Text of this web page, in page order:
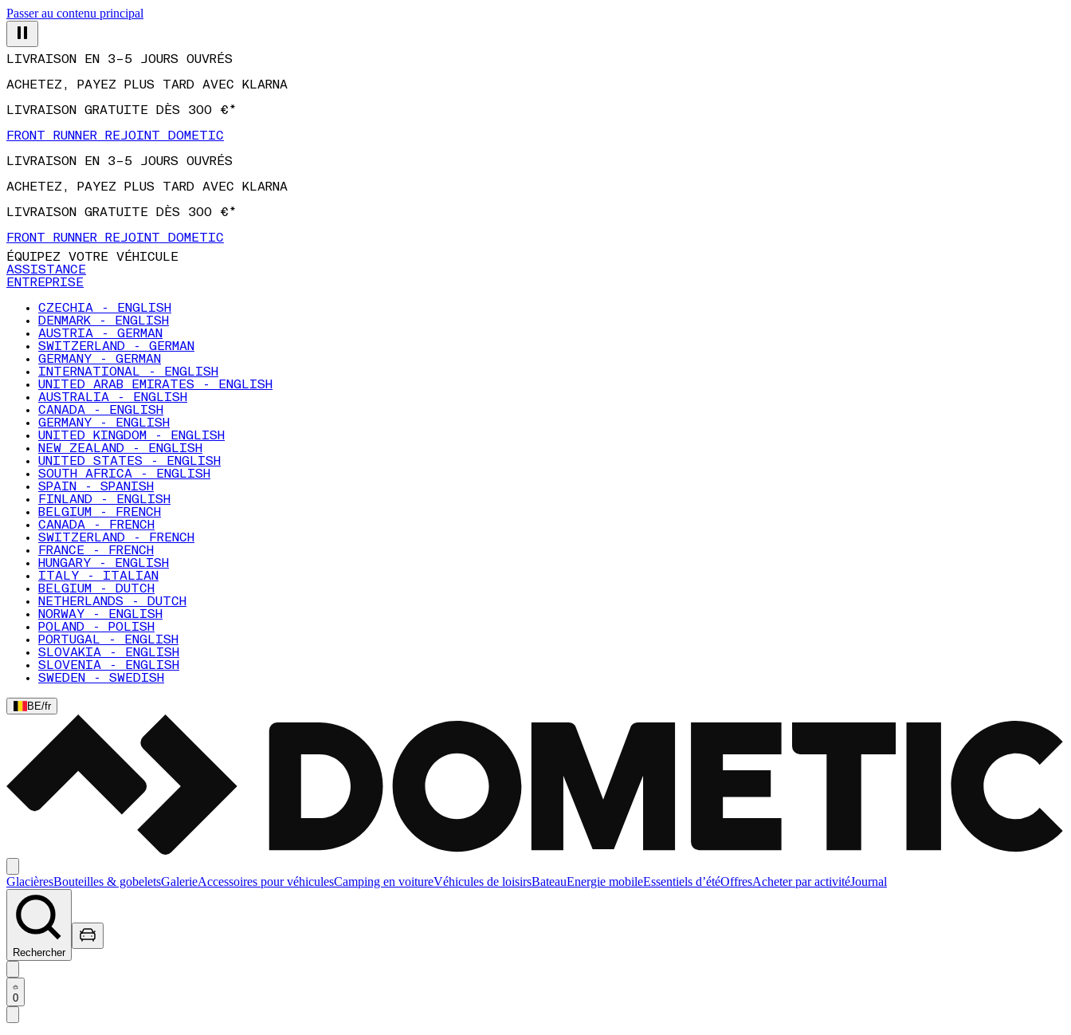
Passer au contenu principal
LIVRAISON EN 3–5 JOURS OUVRÉS
ACHETEZ, PAYEZ PLUS TARD AVEC KLARNA
LIVRAISON GRATUITE DÈS 300 €*
FRONT RUNNER REJOINT DOMETIC
LIVRAISON EN 3–5 JOURS OUVRÉS
ACHETEZ, PAYEZ PLUS TARD AVEC KLARNA
LIVRAISON GRATUITE DÈS 300 €*
FRONT RUNNER REJOINT DOMETIC
ÉQUIPEZ VOTRE VÉHICULE
ASSISTANCE
ENTREPRISE
CZECHIA - ENGLISH
DENMARK - ENGLISH
AUSTRIA - GERMAN
SWITZERLAND - GERMAN
GERMANY - GERMAN
INTERNATIONAL - ENGLISH
UNITED ARAB EMIRATES - ENGLISH
AUSTRALIA - ENGLISH
CANADA - ENGLISH
GERMANY - ENGLISH
UNITED KINGDOM - ENGLISH
NEW ZEALAND - ENGLISH
UNITED STATES - ENGLISH
SOUTH AFRICA - ENGLISH
SPAIN - SPANISH
FINLAND - ENGLISH
BELGIUM - FRENCH
CANADA - FRENCH
SWITZERLAND - FRENCH
FRANCE - FRENCH
HUNGARY - ENGLISH
ITALY - ITALIAN
BELGIUM - DUTCH
NETHERLANDS - DUTCH
NORWAY - ENGLISH
POLAND - POLISH
PORTUGAL - ENGLISH
SLOVAKIA - ENGLISH
SLOVENIA - ENGLISH
SWEDEN - SWEDISH
BE/fr
GlacièresBouteilles & gobeletsGalerieAccessoires pour véhiculesCamping en voitureVéhicules de loisirsBateauEnergie mobileEssentiels d’étéOffresAcheter par activitéJournal
Rechercher
0